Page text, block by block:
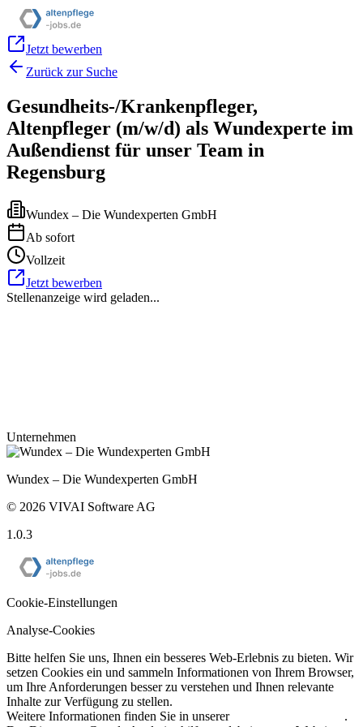
Jetzt bewerben
Zurück zur Suche
Gesundheits-/Krankenpfleger,
Altenpfleger (m/w/d) als Wundexperte im
Außendienst für unser Team in
Regensburg
Wundex – Die Wundexperten GmbH
Ab sofort
Vollzeit
Jetzt bewerben
Stellenanzeige wird geladen...
Unternehmen
Wundex – Die Wundexperten GmbH
© 2026 VIVAI Software AG
1.0.3
Cookie-Einstellungen
Analyse-Cookies
Bitte helfen Sie uns, Ihnen ein besseres Web-Erlebnis zu bieten. Wir
setzen Cookies ein und sammeln Informationen von Ihrem Browser,
um Ihre Anforderungen besser zu verstehen und Ihnen relevante
Inhalte zur Verfügung zu stellen.
Weitere Informationen finden Sie in unserer
.